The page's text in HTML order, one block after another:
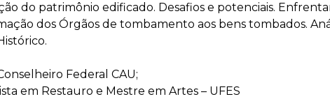
do patrimônio edificado. Desafios e potenciais.
dos Órgãos de tombamento aos bens tombados.
Federal CAU;
em Restauro e Mestre em Artes – UFES